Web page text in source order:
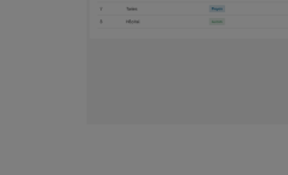
Nederlands